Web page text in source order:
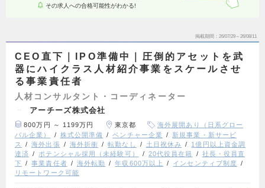
その求人への合格可能性がわかる!
掲載期間 26/07/29～26/08/11
CEO直下｜IPO準備中｜圧倒的アセットを武
器にハイクラス人材紹介事業をスケールさせ
る事業責任者
人材コンサルタント・コーディネーター
アーチーズ株式会社
800万円 ～ 1199万円 東京都
海外展開あり（日系グロー
バル企業）
株式公開準備 ベンチャー企業
新規事業・新サービ
ス
海外出張 海外折衝 転勤なし 土日祝休み
1億円以上資金調
達済
ポテンシャル採用（未経験可） 20代役員在籍
社長・役員直
下
事業責任者 海外転勤 年収600万以上
インセンティブ制度
リモートワーク可能